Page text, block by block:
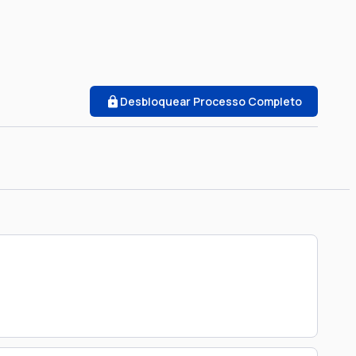
Desbloquear Processo Completo